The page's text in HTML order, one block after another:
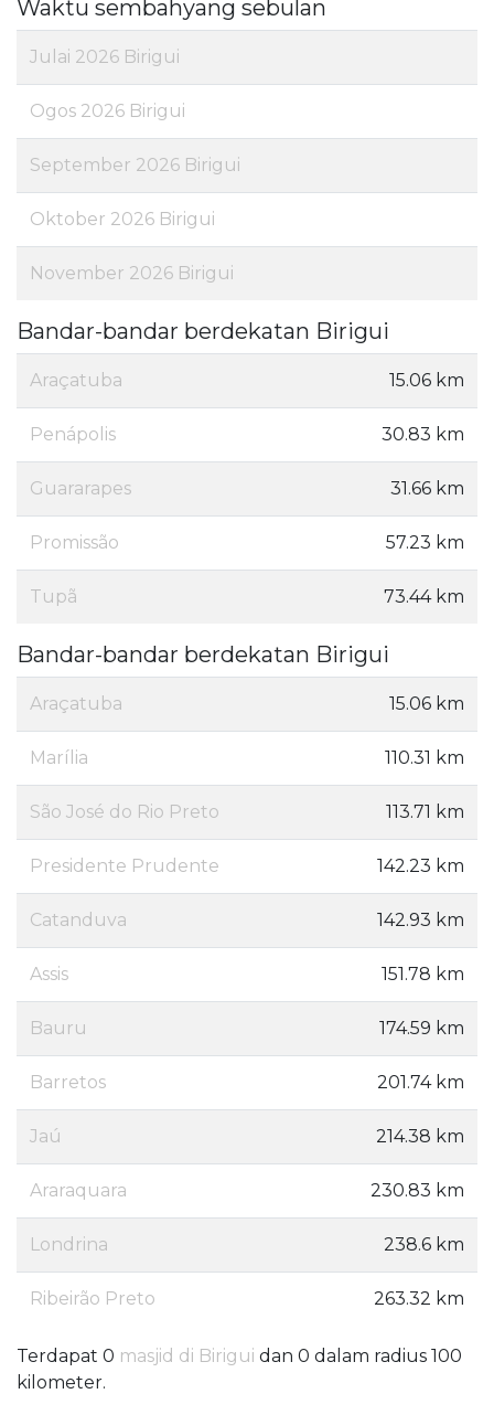
Waktu sembahyang sebulan
Julai 2026 Birigui
Ogos 2026 Birigui
September 2026 Birigui
Oktober 2026 Birigui
November 2026 Birigui
Bandar-bandar berdekatan Birigui
Araçatuba 15.06 km
Penápolis 30.83 km
Guararapes 31.66 km
Promissão 57.23 km
Tupã 73.44 km
Bandar-bandar berdekatan Birigui
Araçatuba 15.06 km
Marília 110.31 km
São José do Rio Preto 113.71 km
Presidente Prudente 142.23 km
Catanduva 142.93 km
Assis 151.78 km
Bauru 174.59 km
Barretos 201.74 km
Jaú 214.38 km
Araraquara 230.83 km
Londrina 238.6 km
Ribeirão Preto 263.32 km
Terdapat 0 masjid di Birigui dan 0 dalam radius 100
kilometer.